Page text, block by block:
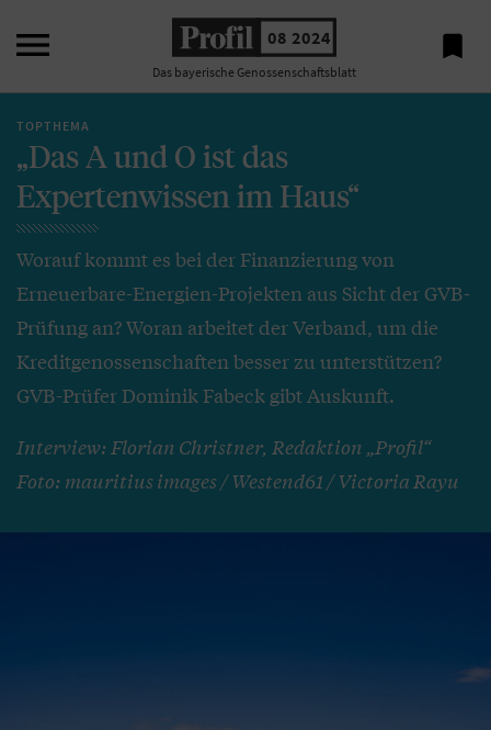
 08 2024
Das bayerische Genossenschaftsblatt

TOPTHEMA
„Das A und O ist das
Expertenwissen im Haus“
Worauf kommt es bei der Finanzierung von
Erneuerbare-Energien-Projekten aus Sicht der GVB-
Prüfung an? Woran arbeitet der Verband, um die
Kreditgenossenschaften besser zu unterstützen?
GVB-Prüfer Dominik Fabeck gibt Auskunft.
Interview: Florian Christner, Redaktion „Profil“
Foto: mauritius images / Westend61 / Victoria Rayu